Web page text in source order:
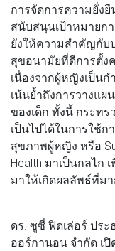
การจัดการความยั่ง
สนับสนุนเป้าหมายก
ยังให้ความสำคัญกับ
สุขอนามัยที่ดีการตั้ง
เนื่องจากผู้หญิงเป็น
เน้นย้ำถึงการวางแ
ของเด็ก ทั้งนี้ กระท
เป็นไปได้ในการใช้
สุขภาพผู้หญิง หรือ
Health มาเป็นกลไก
มาให้เกิดผลลัพธ์ที่ม
ดร. ซูซี่ ฟิดเล่อร์ ปร
ออร์กานอน จำกัด เ